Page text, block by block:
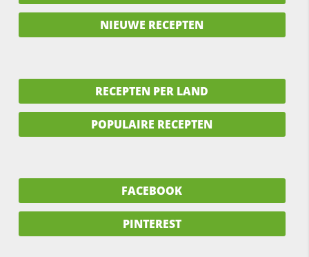
NIEUWE RECEPTEN
RECEPTEN PER LAND
POPULAIRE RECEPTEN
FACEBOOK
PINTEREST